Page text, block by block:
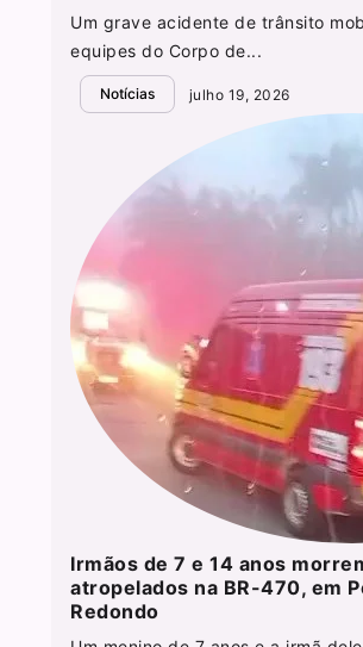
Um grave acidente de trânsito
equipes do Corpo de...
Notícias julho 19, 2026
Irmãos de 7 e 14 anos
atropelados na BR-470, em
Redondo